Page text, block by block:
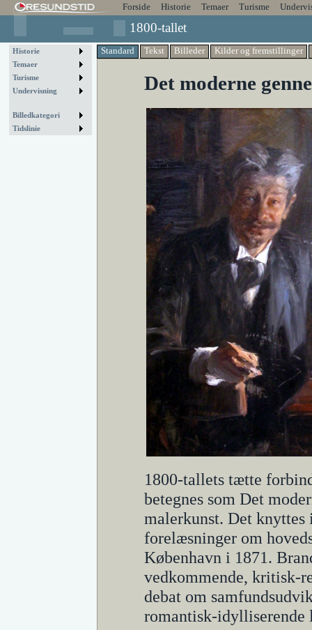
Forside Historie Temaer Turisme
1800-tallet
Historie
Temaer
Turisme
Undervisning
Billedkategori
Tidslinie
Standard Tekst Billeder Kilder og fremstillinger
Det moderne
1800-tallets tætte
betegnes som Det
malerkunst. Det knyttes
forelæsninger om
København i 1871.
vedkommende, kritisk-
debat om
romantisk-idylliserende